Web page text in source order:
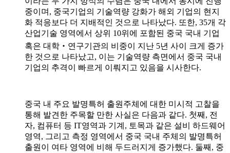
중이며, 중국기업의 기술역량 강화가 해외 기업의 현지
화 적응보다 더 지배적인 것으로 나타났다. 또한, 35개 각
산업기술 영역에서 상위 10위에 포함된 중국 국내 기업
혹은 대학‧연구기관의 비중이 지난 5년 사이 크게 증가
한 것으로 나타났고, 이는 기술역량 측면에서 중국 국내
기업의 추격이 빠르게 이뤄지고 있음을 시사한다.
중국 내 주요 발명특허 출원주체에 대한 미시적 고찰을
통해 발견한 주목할 만한 사실은 다음과 같다. 첫째, 전
자, 컴퓨터 등 IT영역과 기계, 토목과 같은 설비 하드웨어
영역, 그리고 측정 영역에서 중국 국내 주체의 발명특허
출원이 여타 영역에 비해 두드러지게 증가했다. 둘째, 중